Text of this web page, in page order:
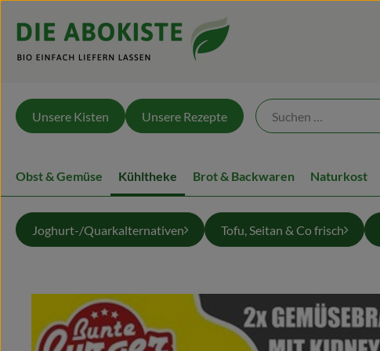
Unsere Kisten Unsere Rezepte
Obst & Gemüse Kühltheke Brot & Backwaren Naturkost
Joghurt-/Quarkalternativen Tofu, Seitan & Co frisch